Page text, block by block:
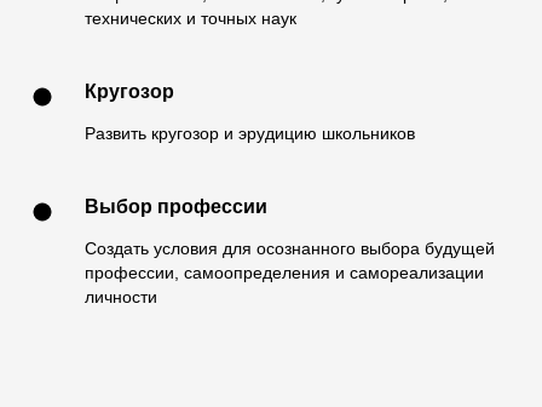
технических и точных наук
Кругозор
Развить кругозор и эрудицию школьников
Выбор профессии
Создать условия для осознанного выбора будущей
профессии, самоопределения и самореализации
личности